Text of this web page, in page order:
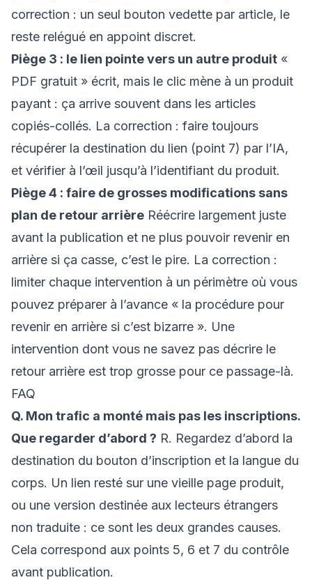
correction : un seul bouton vedette par article, le
reste relégué en appoint discret.
Piège 3 : le lien pointe vers un autre produit «
PDF gratuit » écrit, mais le clic mène à un produit
payant : ça arrive souvent dans les articles
copiés-collés. La correction : faire toujours
récupérer la destination du lien (point 7) par l’IA,
et vérifier à l’œil jusqu’à l’identifiant du produit.
Piège 4 : faire de grosses modifications sans
plan de retour arrière Réécrire largement juste
avant la publication et ne plus pouvoir revenir en
arrière si ça casse, c’est le pire. La correction :
limiter chaque intervention à un périmètre où vous
pouvez préparer à l’avance « la procédure pour
revenir en arrière si c’est bizarre ». Une
intervention dont vous ne savez pas décrire le
retour arrière est trop grosse pour ce passage-là.
FAQ
Q. Mon trafic a monté mais pas les inscriptions.
Que regarder d’abord ? R. Regardez d’abord la
destination du bouton d’inscription et la langue du
corps. Un lien resté sur une vieille page produit,
ou une version destinée aux lecteurs étrangers
non traduite : ce sont les deux grandes causes.
Cela correspond aux points 5, 6 et 7 du contrôle
avant publication.